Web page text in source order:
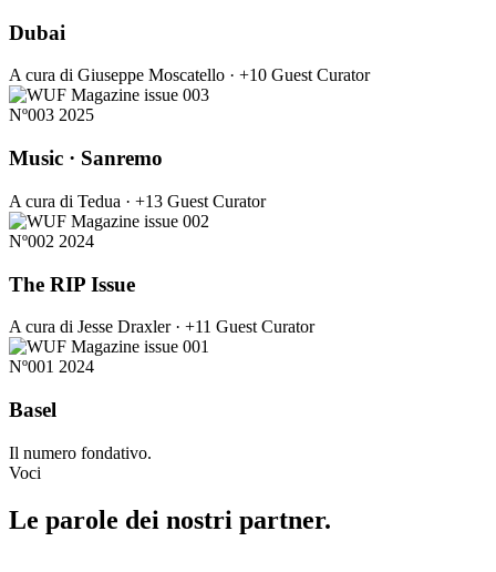
Dubai
A cura di Giuseppe Moscatello · +10 Guest Curator
Nº003 2025
Music · Sanremo
A cura di Tedua · +13 Guest Curator
Nº002 2024
The RIP Issue
A cura di Jesse Draxler · +11 Guest Curator
Nº001 2024
Basel
Il numero fondativo.
Voci
Le parole dei nostri partner.